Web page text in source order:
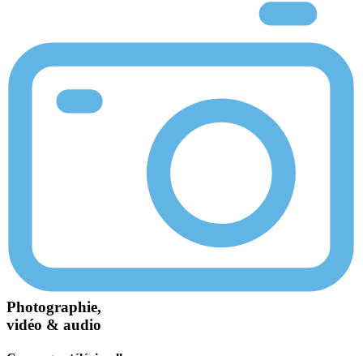
Photographie,
vidéo & audio